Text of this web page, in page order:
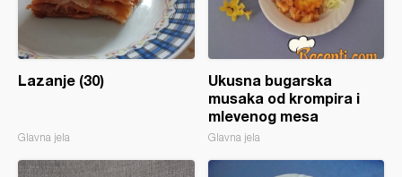
Lazanje (30)
Glavna jela
Ukusna bugarska
musaka od krompira i
mlevenog mesa
Glavna jela